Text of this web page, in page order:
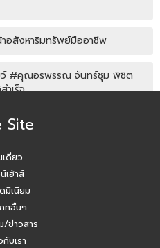
าอสังหาริมทรัพย์มืออาชีพ
ต
ำเร็จ
ลิสโครงการปิด/เปิด
แล้ว!! คุณเอญดา (คุณหนิง)
กลยุทธ์กับเจ้าหน้าที่ธนาคาร
Site
เดี่ยว
เฮ้าส์
มิเนียม
ทอื่นๆ
/ข่าวสาร
กับเรา